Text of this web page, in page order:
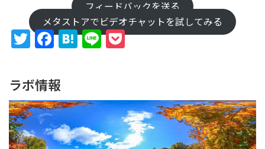
フィードバックを送る
メタストアでビデオチャットを試してみる
Twitter
Facebook
Hatena
LinePocket
ラボ情報